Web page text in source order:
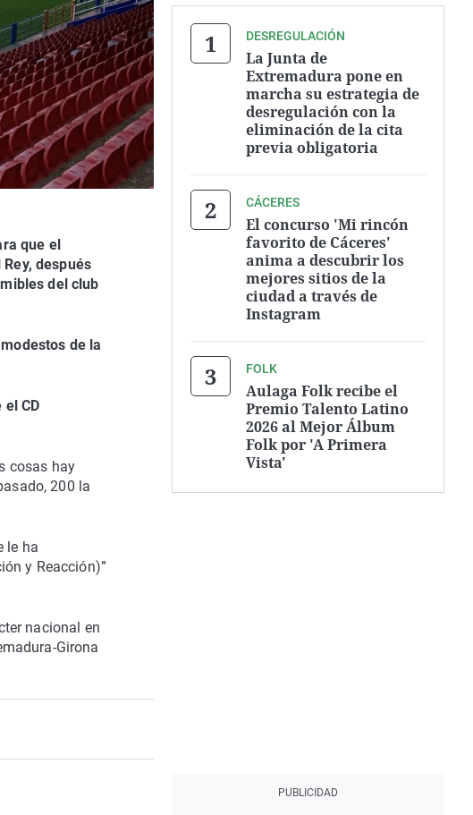
que el
después
del club
de la
CD
cosas hay
200 la
le ha
y Reacción)”
nacional en
Girona
DESREGULACIÓN
La Junta de
Extremadura pone en
marcha su estrategia de
desregulación con la
eliminación de la cita
previa obligatoria
CÁCERES
El concurso 'Mi rincón
favorito de Cáceres'
anima a descubrir los
mejores sitios de la
ciudad a través de
Instagram
FOLK
Aulaga Folk recibe el
Premio Talento Latino
2026 al Mejor Álbum
Folk por 'A Primera
Vista'